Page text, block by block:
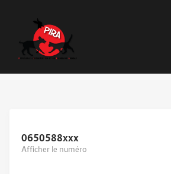
0650588xxx
Afficher le numéro